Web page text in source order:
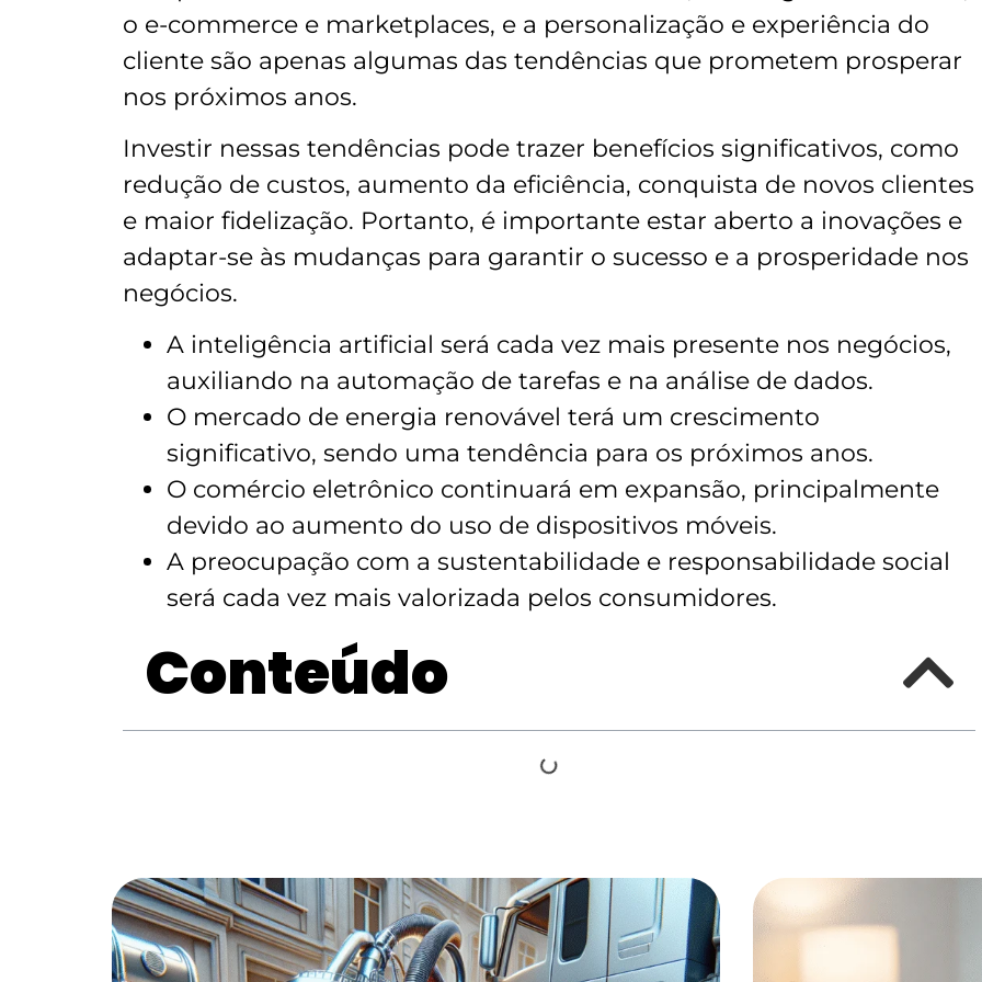
o e-commerce e marketplaces, e a personalização e experiência do
cliente são apenas algumas das tendências que prometem prosperar
nos próximos anos.
Investir nessas tendências pode trazer benefícios significativos, como
redução de custos, aumento da eficiência, conquista de novos clientes
e maior fidelização. Portanto, é importante estar aberto a inovações e
adaptar-se às mudanças para garantir o sucesso e a prosperidade nos
negócios.
A inteligência artificial será cada vez mais presente nos negócios,
auxiliando na automação de tarefas e na análise de dados.
O mercado de energia renovável terá um crescimento
significativo, sendo uma tendência para os próximos anos.
O comércio eletrônico continuará em expansão, principalmente
devido ao aumento do uso de dispositivos móveis.
A preocupação com a sustentabilidade e responsabilidade social
será cada vez mais valorizada pelos consumidores.
Conteúdo